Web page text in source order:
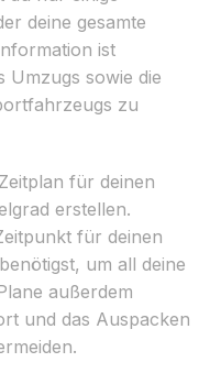
deine gesamte
ist
Umzugs sowie die
zu
für deinen
erstellen.
für deinen
um all deine
außerdem
und das Auspacken